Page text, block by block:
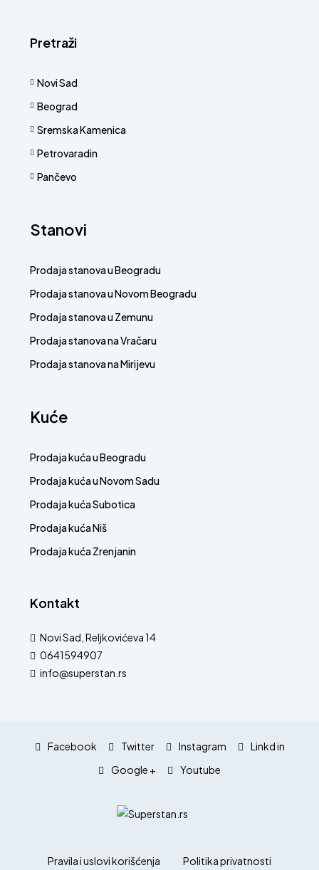
Pretraži
Novi Sad
Beograd
Sremska Kamenica
Petrovaradin
Pančevo
Stanovi
Prodaja stanova u Beogradu
Prodaja stanova u Novom Beogradu
Prodaja stanova u Zemunu
Prodaja stanova na Vračaru
Prodaja stanova na Mirijevu
Kuće
Prodaja kuća u Beogradu
Prodaja kuća u Novom Sadu
Prodaja kuća Subotica
Prodaja kuća Niš
Prodaja kuća Zrenjanin
Kontakt
Novi Sad, Reljkovićeva 14
0641594907
info@superstan.rs
Facebook Twitter Instagram
Linkd in
Google +
Youtube
Pravila i uslovi korišćenja Politika privatnosti